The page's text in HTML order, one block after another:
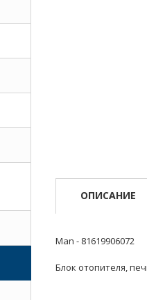
ОПИСАНИЕ
Man - 81619906072
Блок отопителя,